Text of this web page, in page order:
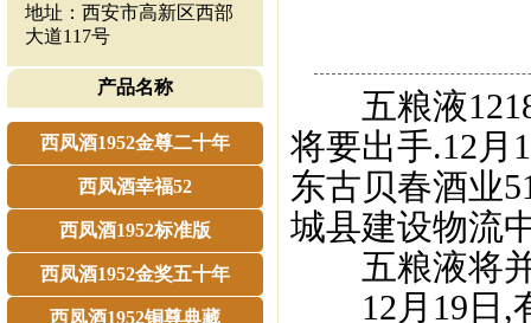
地址：西安市高新区西部
大道117号
产品名称
西凤酒1952金尊二十年
西凤酒幸福52
西凤酒1952标准版
西凤酒1952金奖五十年
西凤酒1952铜尊典藏
五粮液1218
将要出手.12月
东古贝春酒业
城县建设物流
五粮液将并
12月19日,有